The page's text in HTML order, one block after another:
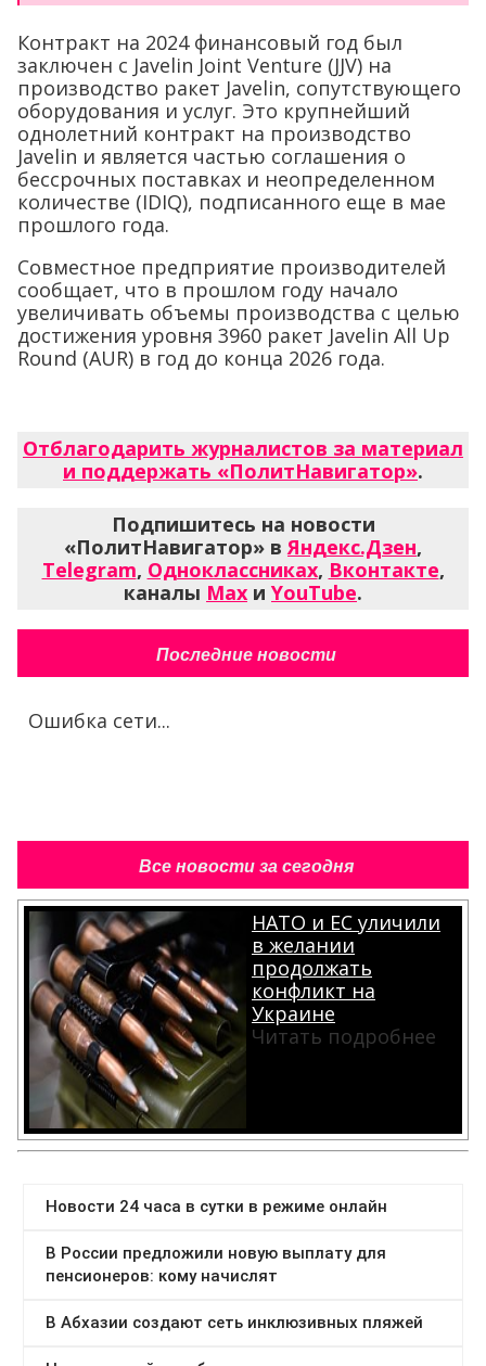
Контракт на 2024 финансовый год был
заключен с Javelin Joint Venture (JJV) на
производство ракет Javelin, сопутствующего
оборудования и услуг. Это крупнейший
однолетний контракт на производство
Javelin и является частью соглашения о
бессрочных поставках и неопределенном
количестве (IDIQ), подписанного еще в мае
прошлого года.
Совместное предприятие производителей
сообщает, что в прошлом году начало
увеличивать объемы производства с целью
достижения уровня 3960 ракет Javelin All Up
Round (AUR) в год до конца 2026 года.
Отблагодарить журналистов за материал
и поддержать «ПолитНавигатор».
Подпишитесь на новости
«ПолитНавигатор» вЯндекс.Дзен,
Telegram, Одноклассниках, Вконтакте,
каналы Max и YouTube.
Последние новости
Ошибка сети...
Все новости за сегодня
НАТО и ЕС уличили
в желании
продолжать
конфликт на
Украине
Читать подробнее